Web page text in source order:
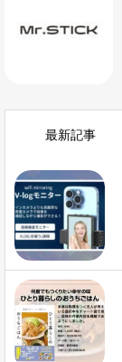
最新記事